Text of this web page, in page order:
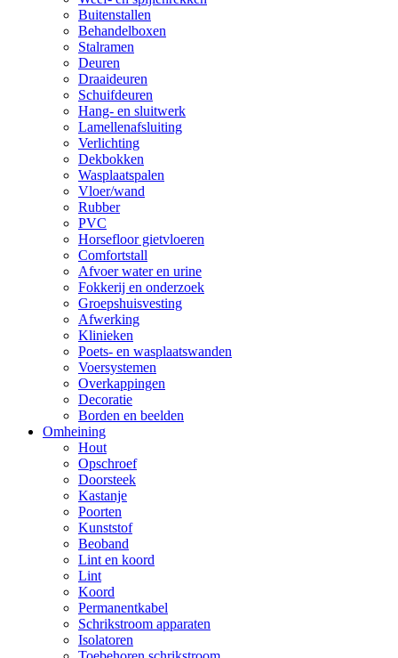
Buitenstallen
Behandelboxen
Stalramen
Deuren
Draaideuren
Schuifdeuren
Hang- en sluitwerk
Lamellenafsluiting
Verlichting
Dekbokken
Wasplaatspalen
Vloer/wand
Rubber
PVC
Horsefloor gietvloeren
Comfortstall
Afvoer water en urine
Fokkerij en onderzoek
Groepshuisvesting
Afwerking
Klinieken
Poets- en wasplaatswanden
Voersystemen
Overkappingen
Decoratie
Borden en beelden
Omheining
Hout
Opschroef
Doorsteek
Kastanje
Poorten
Kunststof
Beoband
Lint en koord
Lint
Koord
Permanentkabel
Schrikstroom apparaten
Isolatoren